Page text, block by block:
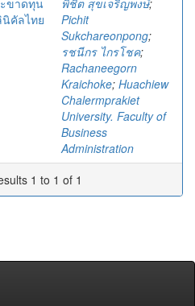
ะขาดทุน
คัลไทย
พิชิต สุขเจริญพงษ์;
Pichit
Sukchareonpong;
รชนีกร ไกรโชค;
Rachaneegorn
Kraichoke; Huachiew
Chalermprakiet
University. Faculty of
Business
Administration
1 to 1 of 1